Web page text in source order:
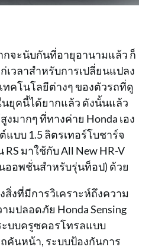
กจะนับกันที่อายุอานามแล้ว ก็
เวลาสำหรับการเปลี่ยนแปลง
ทคโนโลยีต่างๆ ของตัวรถที่ดู
ยุคนี้ได้ยากแล้ว ดังนั้นแล้ว
มากๆ ที่ทางค่าย Honda เอง
แบบ 1.5 ลิตรเทอร์โบชาร์จ
RS มาใช้กับ All New HR-V
ออพชั่นสำหรับรุ่นท็อป) ด้วย
งที่มีการวิเคราะห์ถึงความ
มปลอดภัย Honda Sensing
ะบบครูซคอรโทรลแบบ
คันหน้า, ระบบป้องกันการ